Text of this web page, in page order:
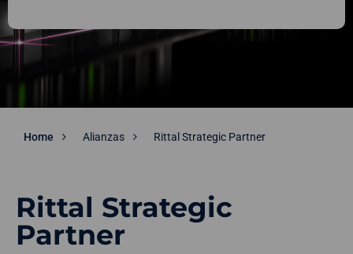
Home Alianzas Rittal Strategic Partner
Rittal Strategic
Partner